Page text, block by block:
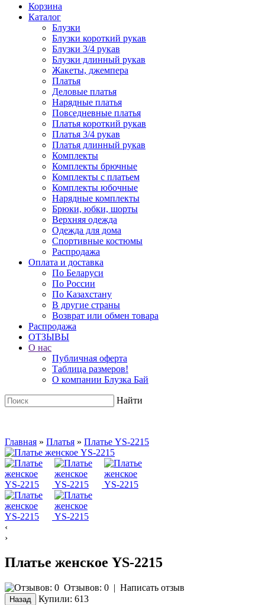
Корзина
Каталог
Блузки
Блузки короткий рукав
Блузки 3/4 рукав
Блузки длинный рукав
Жакеты, джемпера
Платья
Деловые платья
Нарядные платья
Повседневные платья
Платья короткий рукав
Платья 3/4 рукав
Платья длинный рукав
Комплекты
Комплекты брючные
Комплекты с платьем
Комплекты юбочные
Нарядные комплекты
Брюки, юбки, шорты
Верхняя одежда
Одежда для дома
Спортивные костюмы
Распродажа
Оплата и доставка
По Беларуси
По России
По Казахстану
В другие страны
Возврат или обмен товара
Распродажа
ОТЗЫВЫ
О нас
Публичная оферта
Таблица размеров!
О компании Блузка Бай
Найти
Главная » Платья » Платье YS-2215
‹
›
Платье женское YS-2215
Отзывов: 0 | Написать отзыв
Купили: 613